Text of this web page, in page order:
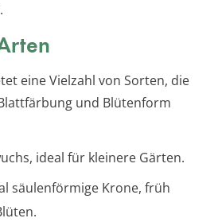
eine Vielzahl von Sorten, die
und Blütenform
ideal für kleinere Gärten.
säulenförmige Krone, früh